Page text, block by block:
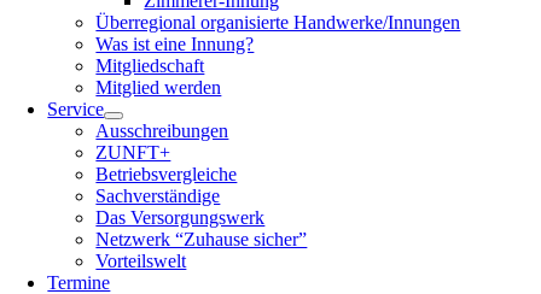
Überregional organisierte Handwerke/Innungen
Was ist eine Innung?
Mitgliedschaft
Mitglied werden
Service
Ausschreibungen
ZUNFT+
Betriebsvergleiche
Sachverständige
Das Versorgungswerk
Netzwerk “Zuhause sicher”
Vorteilswelt
Termine